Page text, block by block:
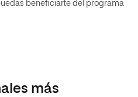
beneficiarte del programa
más